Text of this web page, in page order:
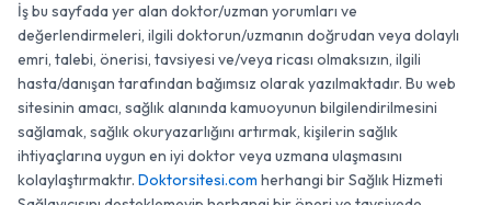
İş bu sayfada yer alan doktor/uzman yorumları ve
değerlendirmeleri, ilgili doktorun/uzmanın doğrudan veya dolaylı
emri, talebi, önerisi, tavsiyesi ve/veya ricası olmaksızın, ilgili
hasta/danışan tarafından bağımsız olarak yazılmaktadır. Bu web
sitesinin amacı, sağlık alanında kamuoyunun bilgilendirilmesini
sağlamak, sağlık okuryazarlığını artırmak, kişilerin sağlık
ihtiyaçlarına uygun en iyi doktor veya uzmana ulaşmasını
kolaylaştırmaktır. Doktorsitesi.com herhangi bir Sağlık Hizmeti